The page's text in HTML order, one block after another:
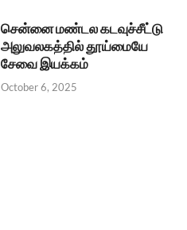
சென்னை மண்டல கடவுச்சீட்டு
அலுவலகத்தில் தூய்மையே
சேவை இயக்கம்
October 6, 2025